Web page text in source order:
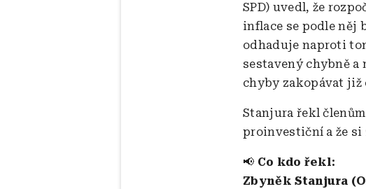
SPD) uvedl, že
inflace se podle něj
odhaduje naproti
sestavený chybně a
chyby zakopávat již
Stanjura řekl
proinvestiční a že si
📢 Co kdo řekl:
Zbyněk Stanjura